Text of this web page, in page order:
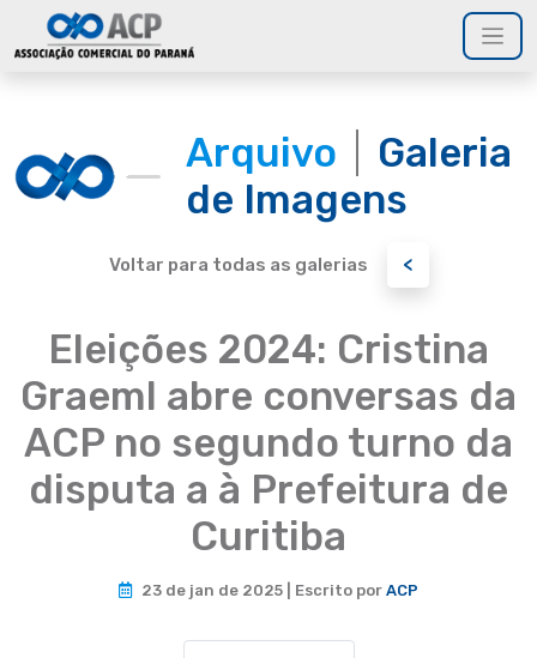
Arquivo
Galeria
de Imagens
Voltar para todas as galerias <
Eleições 2024: Cristina
Graeml abre conversas da
ACP no segundo turno da
disputa a à Prefeitura de
Curitiba
23 de jan de 2025 | Escrito por ACP